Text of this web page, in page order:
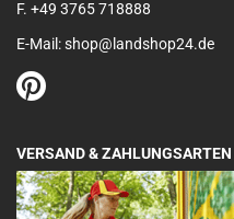
F. +49 3765 718888
E-Mail: shop@landshop24.de
VERSAND & ZAHLUNGSARTEN